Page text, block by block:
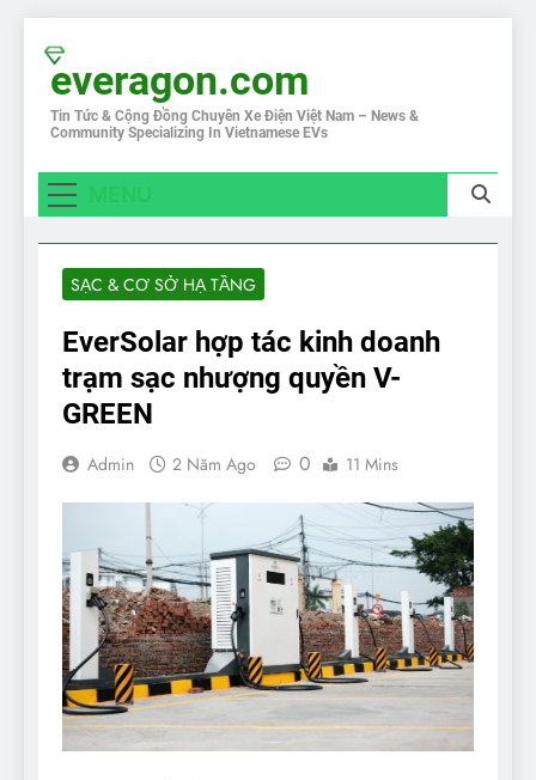
content
everagon.com
Tin Tức & Cộng Đồng Chuyên Xe Điện Việt Nam – News &
Community Specializing In Vietnamese EVs
SẠC & CƠ SỞ HẠ TẦNG
EverSolar hợp tác kinh doanh
trạm sạc nhượng quyền V-
GREEN
Admin 2 Năm Ago 0 11 Mins